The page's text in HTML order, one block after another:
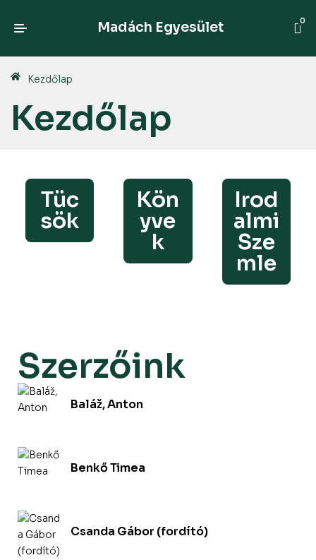
Madách Egyesület 0
Kezdőlap
Kezdőlap
Tüc
sök
Kön
yve
k
Irod
almi
Sze
mle
Szerzőink
Baláž, Anton
Benkő Timea
Csanda Gábor (fordító)